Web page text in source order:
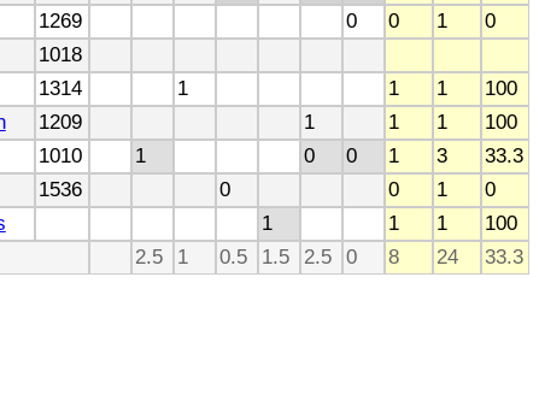
1269 0 0 1
0
1018
1314 1 1 1
100
1209 1 1 1
100
1010 1 0 0 1 3
33.3
1536 0 0 1
0
1 1 1
100
2.5 1 0.5 1.5 2.5 0 8 24 33.3